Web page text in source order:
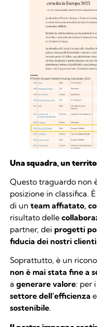
Una squadra, un
Questo traguardo non
posizione in classifica.
di un team affiatato,
risultato delle
partner, dei progetti
fiducia dei nostri clienti
Soprattutto, è un
non è mai stata fine a
a generare valore: per i
settore dell’efficienza
sostenibile.